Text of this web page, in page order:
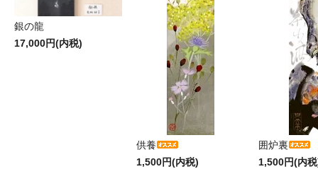
銀の龍
17,000円(内税)
供養
1,500円(内税)
囲炉裏
1,500円(内